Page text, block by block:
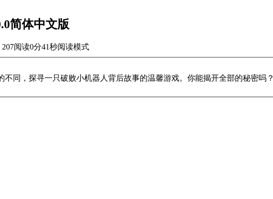
简体中文版
阅读0分41秒阅读模式
不同，探寻一只破败小机器人背后故事的温馨游戏。你能揭开全部的秘密吗？